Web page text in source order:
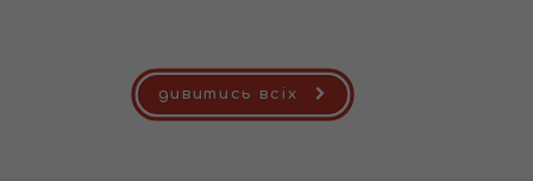
дивитись всіх